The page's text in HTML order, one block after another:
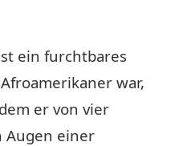
ein furchtbares
war,
er von vier
Augen einer